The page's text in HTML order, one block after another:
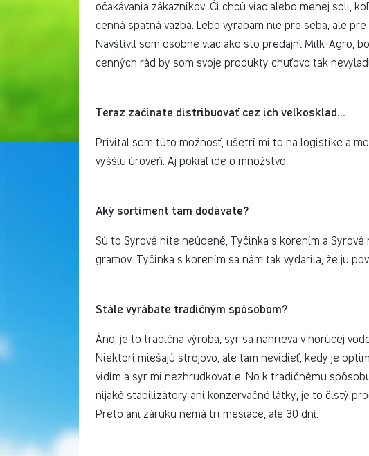
očakávania zákazníkov. Či chcú viac alebo menej soli,
cenná spätná väzba. Lebo vyrábam nie pre seba, ale
Navštívil som osobne viac ako sto predajní Milk-Agro,
cenných rád by som svoje produkty chuťovo tak
Teraz začínate distribuovať cez ich veľkosklad…
Privítal som túto možnosť, ušetrí mi to na logistike a
vyššiu úroveň. Aj pokiaľ ide o množstvo.
Aký sortiment tam dodávate?
Sú to Syrové nite neúdené, Tyčinka s korením a
gramov. Tyčinka s korením sa nám tak vydarila, že ju
Stále vyrábate tradičným spôsobom?
Áno, je to tradičná výroba, syr sa nahrieva v horúcej
Niektorí miešajú strojovo, ale tam nevidieť, kedy je
vidím a syr mi nezhrudkovatie. No k tradičnému
nijaké stabilizátory ani konzervačné látky, je to čistý
Preto ani záruku nemá tri mesiace, ale 30 dní.